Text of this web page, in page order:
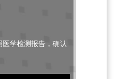
医学检测报告，确认